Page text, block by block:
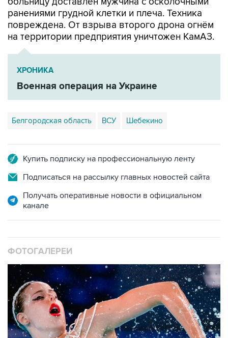
повреждена. От взрыва второго дрона огнём
на территории предприятия уничтожен КамАЗ.
ХРОНИКА
Военная операция на Украине
Белгородская область ВСУ Шебекино
Подписаться на рассылку главных новостей сайта
Получать оперативные новости в официальном
канале